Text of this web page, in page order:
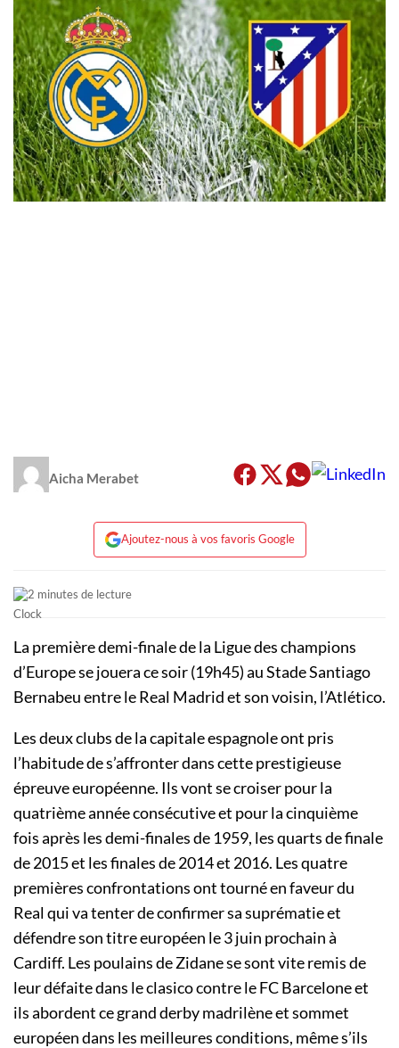
Aicha Merabet
Ajoutez-nous à vos favoris Google
2 minutes de lecture
La première demi-finale de la Ligue des champions
d’Europe se jouera ce soir (19h45) au Stade Santiago
Bernabeu entre le Real Madrid et son voisin, l’Atlético.
Les deux clubs de la capitale espagnole ont pris
l’habitude de s’affronter dans cette prestigieuse
épreuve européenne. Ils vont se croiser pour la
quatrième année consécutive et pour la cinquième
fois après les demi-finales de 1959, les quarts de finale
de 2015 et les finales de 2014 et 2016. Les quatre
premières confrontations ont tourné en faveur du
Real qui va tenter de confirmer sa suprématie et
défendre son titre européen le 3 juin prochain à
Cardiff. Les poulains de Zidane se sont vite remis de
leur défaite dans le clasico contre le FC Barcelone et
ils abordent ce grand derby madrilène et sommet
européen dans les meilleures conditions, même s’ils